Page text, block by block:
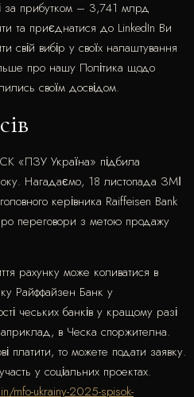
за прибутком – 3,741 млрд
та приєднатися до LinkedIn Ви
свій вибір у своїх налаштування
про нашу Політика щодо
своїм досвідом.
«ПЗУ Україна» підбила
Нагадаємо, 18 листопада ЗМІ
керівника Raiffeisen Bank
переговори з метою продажу
рахунку може коливатися в
Райффайзен Банк у
чеських банків у кращому разі
в Ческа споржителна.
платити, то можете подати заявку.
у соціальних проектах.
mfo-ukrainy-2025-spisok-